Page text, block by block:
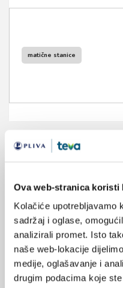
Ova web-stranica koristi
Kolačiće upotrebljavamo
sadržaj i oglase,
analizirali promet. Isto
naše web-lokacije
medije, oglašavanje i
drugim podacima koje
matične stanice
28.08.2018.
Matične stanice oralne
15.08.2013.
Prvo kliničko ispitivanje